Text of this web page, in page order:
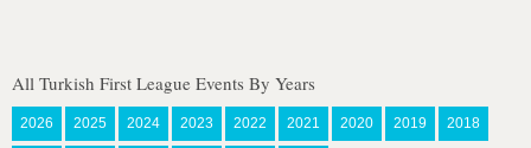
All Turkish First League Events By Years
2026 2025 2024 2023 2022 2021 2020 2019 2018